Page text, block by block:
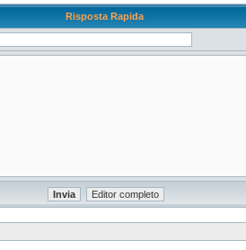
Risposta Rapida